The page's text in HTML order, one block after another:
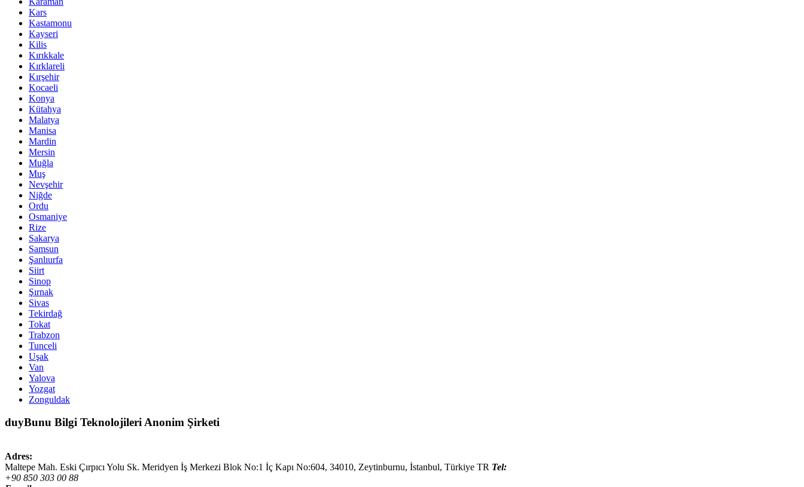
Kars
Kastamonu
Kayseri
Kilis
Kırıkkale
Kırklareli
Kırşehir
Kocaeli
Konya
Kütahya
Malatya
Manisa
Mardin
Mersin
Muğla
Muş
Nevşehir
Niğde
Ordu
Osmaniye
Rize
Sakarya
Samsun
Şanlıurfa
Siirt
Sinop
Şırnak
Sivas
Tekirdağ
Tokat
Trabzon
Tunceli
Uşak
Van
Yalova
Yozgat
Zonguldak
duyBunu Bilgi Teknolojileri Anonim Şirketi
Adres:
Maltepe Mah. Eski Çırpıcı Yolu Sk. Meridyen İş Merkezi Blok No:1 İç Kapı No:604, 34010, Zeytinburnu, İstanbul, Türkiye TR Tel:
+90 850 303 00 88